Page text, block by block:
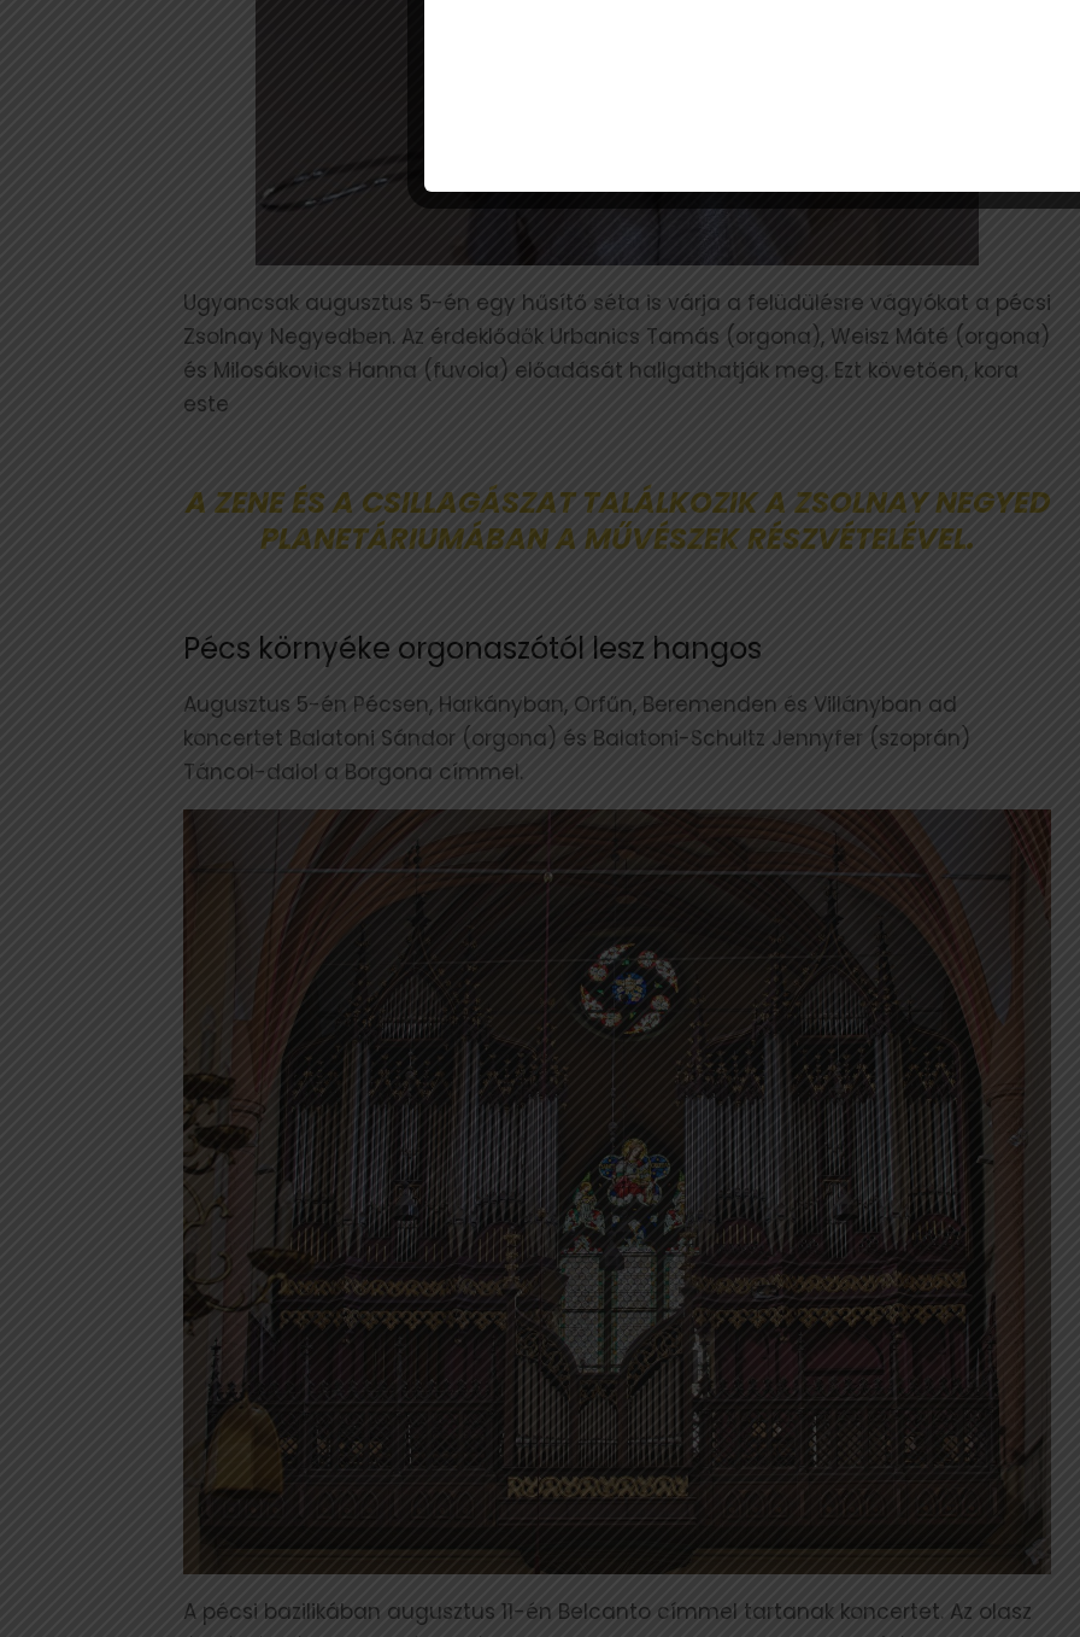
Ugyancsak augusztus 5-én egy hűsítő séta is várja a felüdülésre vágyókat a pécsi
Zsolnay Negyedben. Az érdeklődők Urbanics Tamás (orgona), Weisz Máté (orgona)
és Milosákovics Hanna (fuvola) előadását hallgathatják meg. Ezt követően, kora
este
A ZENE ÉS A CSILLAGÁSZAT TALÁLKOZIK A ZSOLNAY NEGYED
PLANETÁRIUMÁBAN A MŰVÉSZEK RÉSZVÉTELÉVEL.
Pécs környéke orgonaszótól lesz hangos
Augusztus 5-én Pécsen, Harkányban, Orfűn, Beremenden és Villányban ad
koncertet Balatoni Sándor (orgona) és Balatoni-Schultz Jennyfer (szoprán)
Táncol-dalol a Borgona címmel.
A pécsi bazilikában augusztus 11-én Belcanto címmel tartanak koncertet. Az olasz